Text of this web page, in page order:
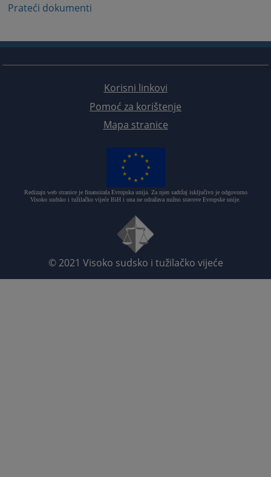
Prateći dokumenti
Korisni linkovi
Pomoć za korištenje
Mapa stranice
Redizajn web stranice je finansirala Evropska unija. Za njen sadržaj isključivo je odgovorno
Visoko sudsko i tužilačko vijeće BiH i ona ne odražava nužno stavove Evropske unije.
© 2021 Visoko sudsko i tužilačko vijeće